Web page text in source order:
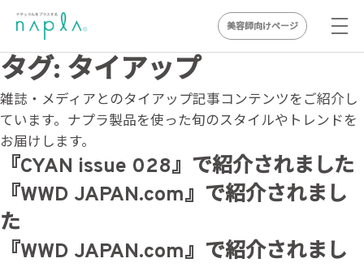
Skip
to
content
美容師向けページ
タグ: タイアップ
雑誌・メディアとのタイアップ記事コンテンツをご紹介し
ています。ナプラ製品を使った旬のスタイルやトレンドを
お届けします。
『CYAN issue 028』で紹介されました
『WWD JAPAN.com』で紹介されまし
た
『WWD JAPAN.com』で紹介されまし